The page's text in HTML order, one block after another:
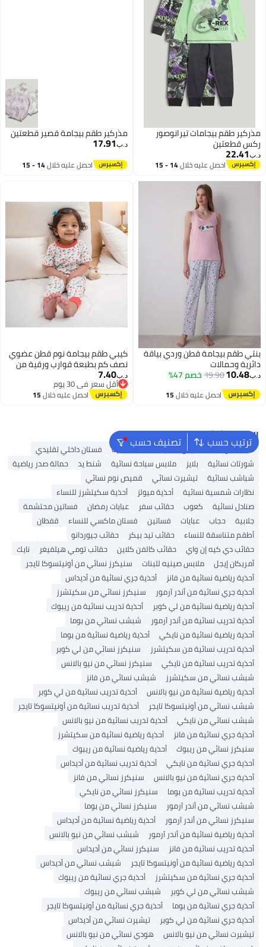
مذركير طقم بيجامات تيرانوصور
ركس قطعتين
د.ب‏22.41
احصل عليه خلال 14 - 15
مذركير طقم بيجامة قصير قطعتين
د.ب‏17.91
احصل عليه خلال 14 - 15
بنتي طقم بيجامة قطن وردي بياقة
دائرية وحمالات
د.ب‏10.48
19.90خصم 47%
احصل عليه خلال15
كيبي طقم بيجامة نوم قطن عضوي
نصف كم بطبعة قوارب ورقية من
كيبي
د.ب‏7.40
أقل سعر في 30 يوم
أقل سعر في 30 يوماحصل عليه خلال15
ترتيب حسب تصنيف حسب البحث الشائع
شنط ألدو شنط جيس نسائية شنط نسائية
فستان داخلي تقليدي
شورتات نسائية
بلايز ملابس سباحة نسائية شنط يد
حمالة صدر رياضية
شباشب نسائية
تيشيرت نسائي
قميص نوم نسائي
نظارات شمسية نسائية
أحذية ميولز
أحذية سكيتشرز للنساء
صنادل نسائية
كعوب حقائب سفر عبايات رمضان
فساتين محتشمة
جلابية
حجاب عبايات فساتين فستان ماكسي للنساء
قفطان
أطقم متناسقة للنساء
حقائب تيد بيكر
حقائب جيوردانو
حقائب دي كيه إن واي
حقائب كالفن كلاين حقائب تومي هيلفيغر
نايك
أمريكان إيجل
ملابس صينيه للبنات
سنيكرز نسائي من أونيتسوكا تايجر
أحذية رياضية نسائية من فانز
أحذية جري نسائية من أديداس
أحذية جري نسائية من أندر آرمور
سنيكرز نسائي من سكيتشرز
أحذية رياضية نسائية من لي كوبر
أحذية تدريب نسائية من ريبوك
أحذية تدريب نسائية من أندر آرمور
شبشب نسائي من بوما
أحذية رياضية نسائية من نايكي
أحذية رياضية نسائية من بوما
أحذية تدريب نسائية من سكيتشرز
سنيكرز نسائي من لي كوبر
أحذية تدريب نسائية من نايكي
سنيكرز نسائي من نيو بالانس
شبشب نسائي من سكيتشرز
شبشب نسائي من فانز
أحذية رياضية نسائية من نيو بالانس
أحذية تدريب نسائية من لي كوبر
شبشب نسائي من أونيتسوكا تايجر
أحذية تدريب نسائية من أونيتسوكا تايجر
شبشب نسائي من نايكي
أحذية تدريب نسائية من نيو بالانس
أحذية جري نسائية من فانز
أحذية رياضية نسائية من سكيتشرز
سنيكرز نسائي من ريبوك
أحذية رياضية نسائية من ريبوك
أحذية جري نسائية من نايكي
أحذية تدريب نسائية من أديداس
أحذية جري نسائية من نيو بالانس
سنيكرز نسائي من فانز
أحذية تدريب نسائية من بوما
سنيكرز نسائي من نايكي
شبشب نسائي من أندر آرمور
سنيكرز نسائي من بوما
سنيكرز نسائي من أندر آرمور
أحذية رياضية نسائية من أديداس
أحذية رياضية نسائية من أندر آرمور
شبشب نسائي من نيو بالانس
أحذية تدريب نسائية من فانز
سنيكرز نسائي من أديداس
أحذية رياضية نسائية من أونيتسوكا تايجر
شبشب نسائي من أديداس
أحذية جري نسائية من سكيتشرز
أحذية جري نسائية من ريبوك
شبشب نسائي من لي كوبر
شبشب نسائي من ريبوك
أحذية جري نسائية من بوما
أحذية جري نسائية من أونيتسوكا تايجر
أحذية جري نسائية من لي كوبر
تيشيرت نسائي من أديداس
تيشيرت نسائي من نيو بالانس
هودي نسائي من نيو بالانس